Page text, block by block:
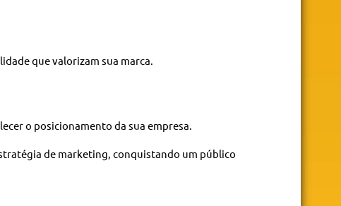
que valorizam sua marca.
o posicionamento da sua empresa.
de marketing, conquistando um público